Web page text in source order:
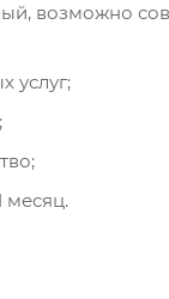
возможно
услуг;
месяц.